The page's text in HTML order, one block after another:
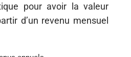
pour avoir la valeur
d’un revenu mensuel